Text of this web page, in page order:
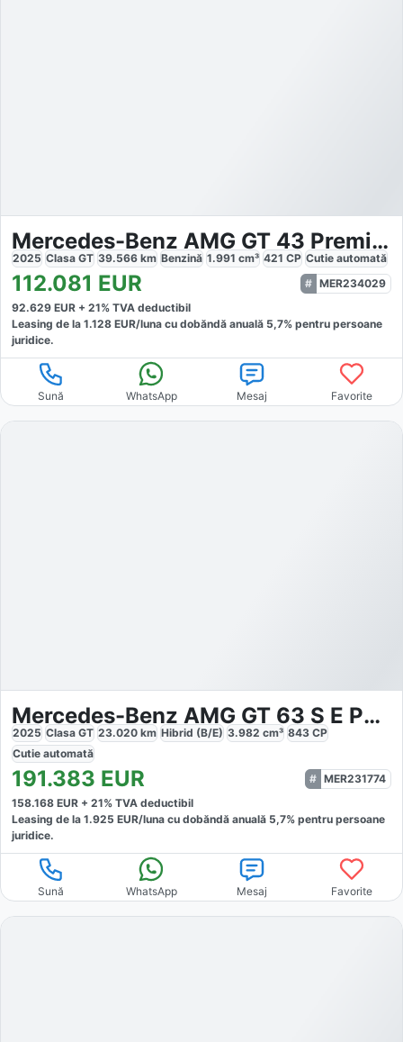
Mercedes-Benz AMG GT 43 Premium Night Burmester HA-Lenkung
2025 Clasa GT 39.566 km Benzină 1.991 cm³ 421 CP Cutie automată
112.081 EUR
MER234029
92.629 EUR + 21% TVA deductibil
Leasing de la 1.128 EUR/luna cu dobăndă anuală 5,7% pentru persoane
juridice.
Sună WhatsApp Mesaj Favorite
Mercedes-Benz AMG GT 63 S E PERF
2025 Clasa GT 23.020 km Hibrid (B/E) 3.982 cm³ 843 CP
Cutie automată
191.383 EUR
MER231774
158.168 EUR + 21% TVA deductibil
Leasing de la 1.925 EUR/luna cu dobăndă anuală 5,7% pentru persoane
juridice.
Sună WhatsApp Mesaj Favorite